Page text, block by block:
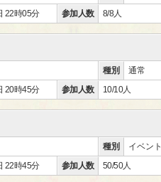
22時05分 参加人数 8/8人
種別 通常
20時45分 参加人数 10/10人
種別 イベント
22時45分 参加人数 50/50人